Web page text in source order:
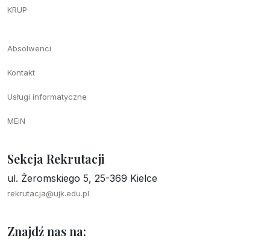
KRUP
Absolwenci
Kontakt
Usługi informatyczne
MEiN
Sekcja Rekrutacji
ul. Żeromskiego 5, 25-369 Kielce
rekrutacja@ujk.edu.pl
Znajdź nas na: